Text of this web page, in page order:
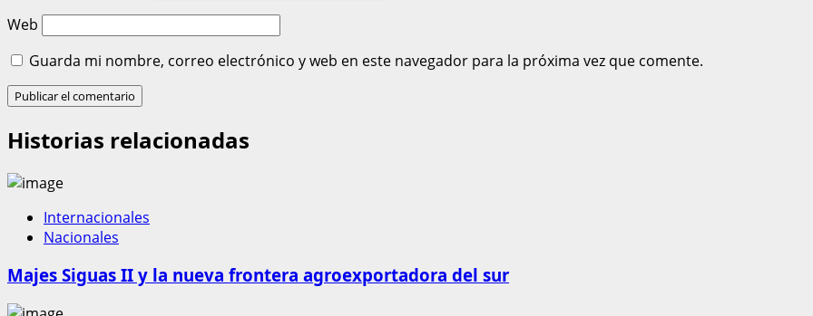
Web
Guarda mi nombre, correo electrónico y web en este navegador para la próxima vez que comente.
Historias relacionadas
Internacionales
Nacionales
Majes Siguas II y la nueva frontera agroexportadora del sur